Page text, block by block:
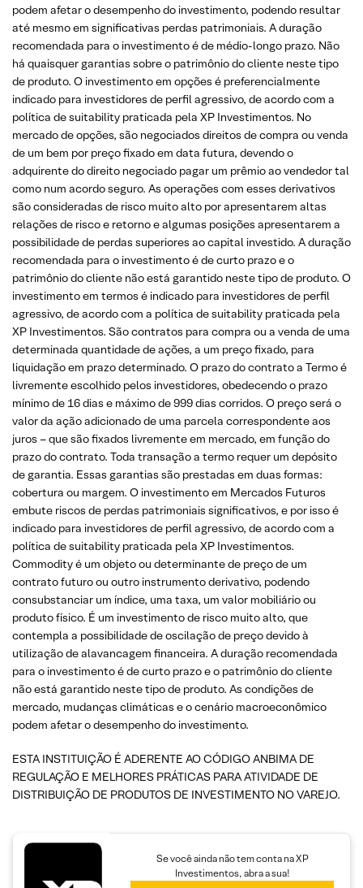
podem afetar o desempenho do investimento, podendo resultar
até mesmo em significativas perdas patrimoniais. A duração
recomendada para o investimento é de médio-longo prazo. Não
há quaisquer garantias sobre o patrimônio do cliente neste tipo
de produto. O investimento em opções é preferencialmente
indicado para investidores de perfil agressivo, de acordo com a
política de suitability praticada pela XP Investimentos. No
mercado de opções, são negociados direitos de compra ou venda
de um bem por preço fixado em data futura, devendo o
adquirente do direito negociado pagar um prêmio ao vendedor tal
como num acordo seguro. As operações com esses derivativos
são consideradas de risco muito alto por apresentarem altas
relações de risco e retorno e algumas posições apresentarem a
possibilidade de perdas superiores ao capital investido. A duração
recomendada para o investimento é de curto prazo e o
patrimônio do cliente não está garantido neste tipo de produto. O
investimento em termos é indicado para investidores de perfil
agressivo, de acordo com a política de suitability praticada pela
XP Investimentos. São contratos para compra ou a venda de uma
determinada quantidade de ações, a um preço fixado, para
liquidação em prazo determinado. O prazo do contrato a Termo é
livremente escolhido pelos investidores, obedecendo o prazo
mínimo de 16 dias e máximo de 999 dias corridos. O preço será o
valor da ação adicionado de uma parcela correspondente aos
juros – que são fixados livremente em mercado, em função do
prazo do contrato. Toda transação a termo requer um depósito
de garantia. Essas garantias são prestadas em duas formas:
cobertura ou margem. O investimento em Mercados Futuros
embute riscos de perdas patrimoniais significativos, e por isso é
indicado para investidores de perfil agressivo, de acordo com a
política de suitability praticada pela XP Investimentos.
Commodity é um objeto ou determinante de preço de um
contrato futuro ou outro instrumento derivativo, podendo
consubstanciar um índice, uma taxa, um valor mobiliário ou
produto físico. É um investimento de risco muito alto, que
contempla a possibilidade de oscilação de preço devido à
utilização de alavancagem financeira. A duração recomendada
para o investimento é de curto prazo e o patrimônio do cliente
não está garantido neste tipo de produto. As condições de
mercado, mudanças climáticas e o cenário macroeconômico
podem afetar o desempenho do investimento.
ESTA INSTITUIÇÃO É ADERENTE AO CÓDIGO ANBIMA DE
REGULAÇÃO E MELHORES PRÁTICAS PARA ATIVIDADE DE
DISTRIBUIÇÃO DE PRODUTOS DE INVESTIMENTO NO VAREJO.
Se você ainda não tem conta na XP
Investimentos, abra a sua!